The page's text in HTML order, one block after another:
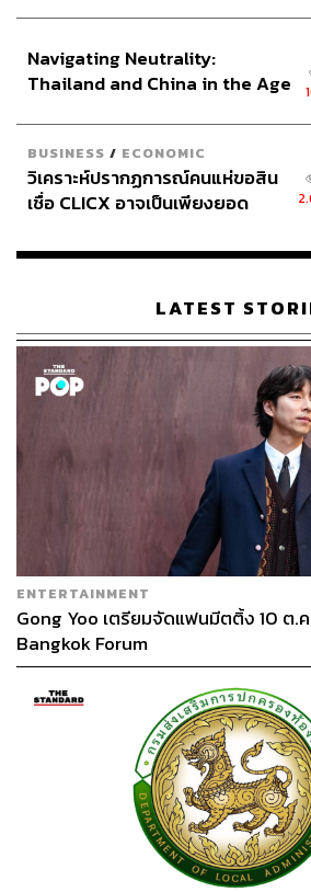
Navigating Neutrality:
Thailand and China in the Age
BUSINESS / ECONOMIC
วิเคราะห์ปรากฏการณ์คนแห่ขอสิน
เชื่อ CLICX อาจเป็นเพียงยอด
เรือนไทยที่ถูกซุกไว้
LATEST
ENTERTAINMENT
Gong Yoo เตรียมจัดแฟนมีตติ้ง 10 ต.
Bangkok Forum